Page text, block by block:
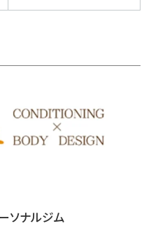
ソナルジム